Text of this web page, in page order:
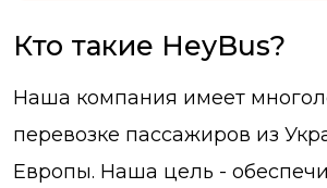
Кто такие HeyBus?
Наша компания имеет
перевозке пассажиров из
Европы. Наша цель -